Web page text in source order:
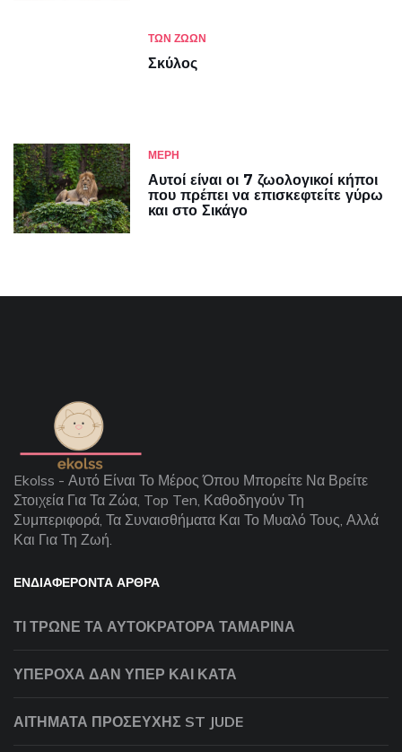
ΤΩΝ ΖΏΩΝ
Σκύλος
ΜΈΡΗ
Αυτοί είναι οι 7 ζωολογικοί κήποι
που πρέπει να επισκεφτείτε γύρω
και στο Σικάγο
Ekolss - Αυτό Είναι Το Μέρος Όπου Μπορείτε Να Βρείτε
Στοιχεία Για Τα Ζώα, Top Ten, Καθοδηγούν Τη
Συμπεριφορά, Τα Συναισθήματα Και Το Μυαλό Τους, Αλλά
Και Για Τη Ζωή.
ΕΝΔΙΑΦΈΡΟΝΤΑ ΆΡΘΡΑ
ΤΙ ΤΡΏΝΕ ΤΑ ΑΥΤΟΚΡΆΤΟΡΑ ΤΑΜΑΡΊΝΑ
ΥΠΈΡΟΧΑ ΔΑΝ ΥΠΈΡ ΚΑΙ ΚΑΤΆ
ΑΙΤΉΜΑΤΑ ΠΡΟΣΕΥΧΉΣ ST JUDE